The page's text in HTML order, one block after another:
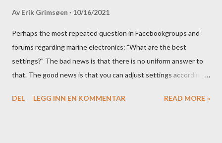
Av Erik Grimsøen 10/16/2021
Perhaps the most repeated question in Facebookgroups and
forums regarding marine electronics: "What are the best
settings?" The bad news is that there is no uniform answer to
that. The good news is that you can adjust settings according
you should tweak and why. Here is part 1 of our guide to get the
DEL LEGG INN EN KOMMENTAR READ MORE »